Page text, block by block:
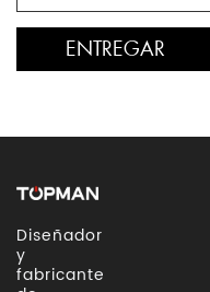
Diseñador
y
fabricante